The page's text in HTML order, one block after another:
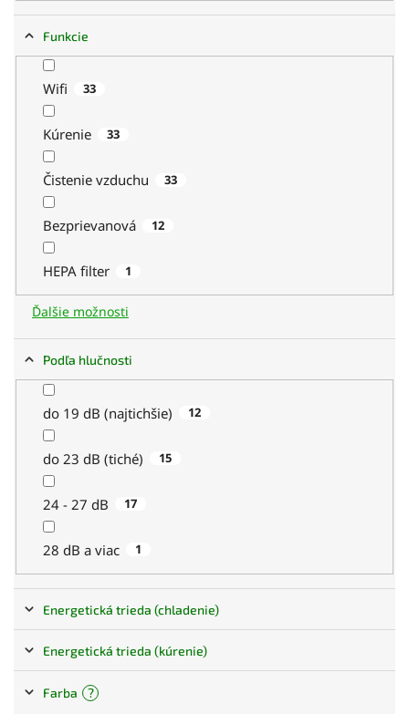
Funkcie
Wifi 33
Kúrenie 33
Čistenie vzduchu 33
Bezprievanová 12
HEPA filter 1
Ďalšie možnosti
Podľa hlučnosti
do 19 dB (najtichšie) 12
do 23 dB (tiché) 15
24 - 27 dB 17
28 dB a viac 1
Energetická trieda (chladenie)
A+++ 11
Energetická trieda (kúrenie)
A+++ 7
Farba ?